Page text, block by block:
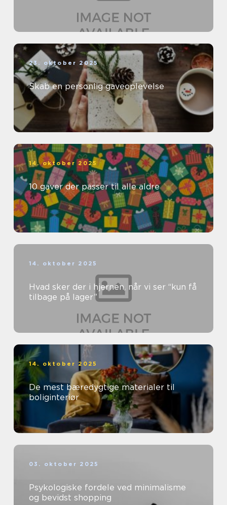
23. oktober 2025
Skab en personlig gaveoplevelse
14. oktober 2025
10 gaver der passer til alle aldre
14. oktober 2025
Hvad sker der i hjernen, når vi ser “kun få
tilbage på lager”
14. oktober 2025
De mest bæredygtige materialer til
boliginteriør
03. oktober 2025
Psykologiske fordele ved minimalisme
og bevidst shopping